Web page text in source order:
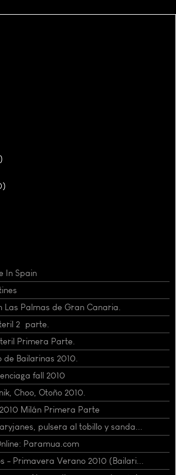
In Spain
Las Palmas de Gran Canaria.
2ª parte.
Primera Parte.
de Bailarinas 2010.
fall 2010
Choo, Otoño 2010.
Milán Primera Parte
pulsera al tobillo y sanda...
Paramua.com
- Primavera Verano 2010 (Bailari...